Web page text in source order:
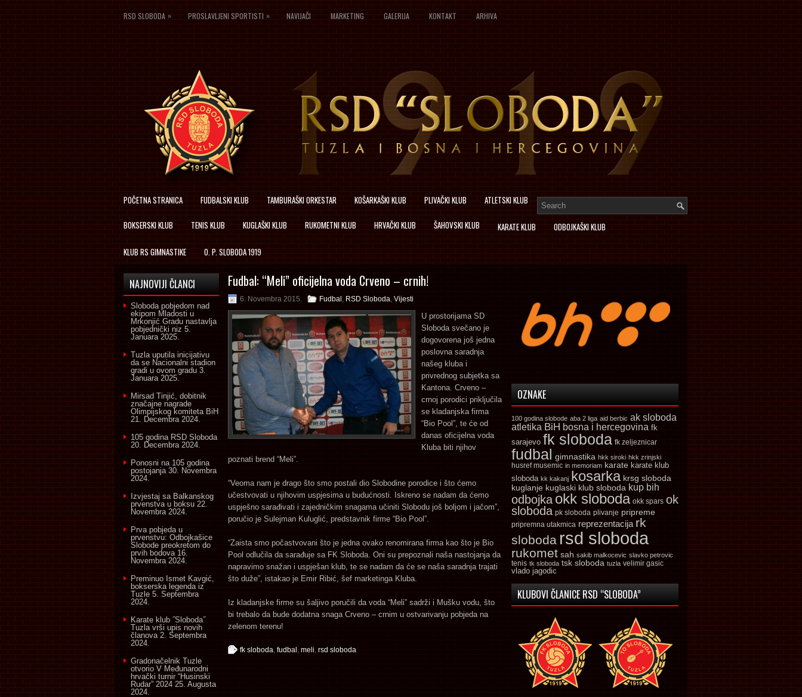
RSD SLOBODA » PROSLAVLJENI SPORTISTI » NAVIJAČI MARKETING GALERIJA KONTAKT ARHIVA
POČETNA STRANICA FUDBALSKI KLUB TAMBURAŠKI ORKESTAR KOŠARKAŠKI KLUB PLIVAČKI KLUB ATLETSKI KLUB
BOKSERSKI KLUB TENIS KLUB KUGLAŠKI KLUB RUKOMETNI KLUB HRVAČKI KLUB ŠAHOVSKI KLUB KARATE KLUB ODBOJKAŠKI KLUB
KLUB RS GIMNASTIKE O. P. SLOBODA 1919
Fudbal: “Meli” oficijelna voda Crveno – crnih!
6. Novembra 2015. Fudbal , RSD Sloboda, Vijesti
U prostorijama SD
Sloboda svečano je
dogovorena još jedna
poslovna saradnja
našeg kluba i
privrednog subjetka sa
Kantona. Crveno –
crnoj porodici priključila
se kladanjska firma
“Bio Pool”, te će od
danas oficijelna voda
Kluba biti njihov
poznati brend “Meli”.
“Veoma nam je drago što smo postali dio Slobodine porodice i što ćemo
učestvovati u njihovim uspjesima u budućnosti. Iskreno se nadam da ćemo
uspješno sarađivati i zajedničkim snagama učiniti Slobodu još boljom i jačom”,
poručio je Sulejman Kuluglić, predstavnik firme “Bio Pool”.
“Zaista smo počastvovani što je jedna ovako renomirana firma kao što je Bio
Pool odlučila da sarađuje sa FK Sloboda. Oni su prepoznali naša nastojanja da
napravimo snažan i uspješan klub, te se nadam da će se naša saradnja trajati
što duže”, istakao je Emir Ribić, šef marketinga Kluba.
Iz kladanjske firme su šaljivo poručili da voda “Meli” sadrži i Mušku vodu, što
bi trebalo da bude dodatna snaga Crveno – crnim u ostvarivanju pobjeda na
zelenom terenu!
fk sloboda, fudbal , meli, rsd sloboda
NAJNOVIJI ČLANCI
Sloboda pobjedom nad
ekipom Mladosti u
Mrkonjić Gradu nastavlja
pobjednički niz 5.
Januara 2025.
Tuzla uputila inicijativu
da se Nacionalni stadion
gradi u ovom gradu 3.
Januara 2025.
Mirsad Tinjić, dobitnik
značajne nagrade
Olimpijskog komiteta BiH
21. Decembra 2024.
105 godina RSD Sloboda
20. Decembra 2024.
Ponosni na 105 godina
postojanja 30. Novembra
2024.
Izvjestaj sa Balkanskog
prvenstva u boksu 22.
Novembra 2024.
Prva pobjeda u
prvenstvu: Odbojkašice
Slobode preokretom do
prvih bodova 16.
Novembra 2024.
Preminuo Ismet Kavgić,
bokserska legenda iz
Tuzle 5. Septembra
2024.
Karate klub ˝Sloboda˝
Tuzla vrši upis novih
članova 2. Septembra
2024.
Gradonačelnik Tuzle
otvorio V Međunarodni
hrvački turnir “Husinski
Rudar” 2024 25. Augusta
2024.
OZNAKE
100 godina slobode aba 2 liga aid berbic ak sloboda
atletika BiH bosna i hercegovina fk
sarajevo fk sloboda fk zeljeznicar
fudbal gimnastika hkk siroki hkk zrinjski
husref musemic in memoriam karate karate klub
sloboda kk kakanj kosarka krsg sloboda
kuglanje kuglaski klub sloboda kup bih
odbojka okk sloboda okk spars ok
sloboda pk sloboda plivanje pripreme
pripremna utakmica reprezentacija rk
sloboda rsd sloboda
rukomet sah sakib malkocevic slavko petrovic
tenis tk sloboda tsk sloboda tuzla velimir gasic
vlado jagodic
KLUBOVI ČLANICE RSD “SLOBODA”